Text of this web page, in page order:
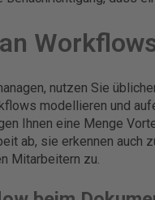
nutzen Sie
modellieren und
Ihnen eine Menge
ab, sie erkennen
Mitarbeitern zu.